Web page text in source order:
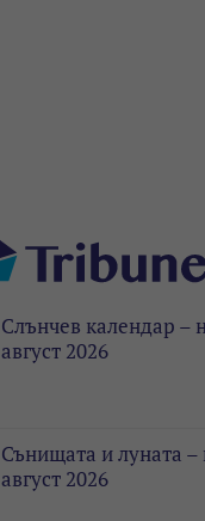
Слънчев календар –
август 2026
Сънищата и луната –
август 2026